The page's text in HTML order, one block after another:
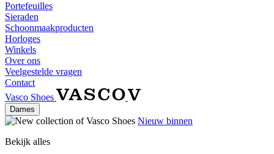
Portefeuilles
Sieraden
Schoonmaakproducten
Horloges
Winkels
Over ons
Veelgestelde vragen
Contact
Vasco Shoes
Dames
Nieuw binnen
Bekijk alles